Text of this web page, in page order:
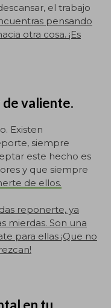
el trabajo
pensando
otra cosa. ¡Es
valiente.
Existen
siempre
este hecho es
y que siempre
de ellos.
reponerte, ya
mierdas. Son una
para ellas ¡Que no